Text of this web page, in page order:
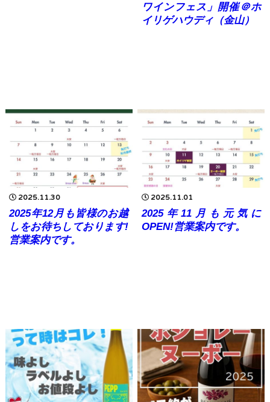
ワインフェス」開催＠ホ
イリゲハウディ（金山）
2025.11.30
2025年12月も皆様のお越
しをお待ちしております!
営業案内です。
2025.11.01
2025年11月も元気に
OPEN!営業案内です。